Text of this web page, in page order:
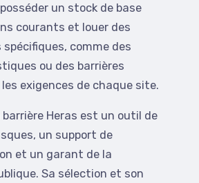
un stock de base
courants et louer des
comme des
ou des barrières
les exigences de chaque site.
barrière Heras est un outil de
un support de
et un garant de la
Sa sélection et son